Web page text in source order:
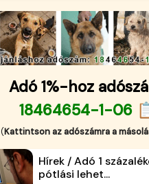
Adó 1%-hoz
18464654-1-06
(Kattintson az adószámra a
Hírek / Adó 1
pótlási lehet...